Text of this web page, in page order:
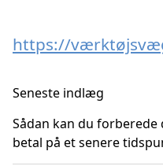
https://
Seneste indlæg
Sådan kan du
betal på et senere